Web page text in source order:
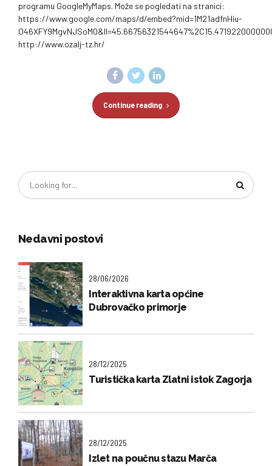
programu GoogleMyMaps. Može se pogledati na stranici:
https://www.google.com/maps/d/embed?mid=1M21adfnHiu-
http://www.ozalj-tz.hr/
Continue reading
Nedavni postovi
28/06/2026
Interaktivna karta općine
Dubrovačko primorje
28/12/2025
Turistička karta Zlatni istok Zagorja
28/12/2025
Izlet na poučnu stazu Marča